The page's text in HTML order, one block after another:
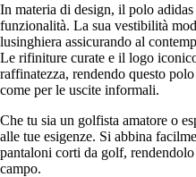
In materia di design, il polo
funzionalità. La sua vestibilità
lusinghiera assicurando al
Le rifiniture curate e il logo
raffinatezza, rendendo questo
come per le uscite informali.
Che tu sia un golfista amatore o
alle tue esigenze. Si abbina
pantaloni corti da golf,
campo.